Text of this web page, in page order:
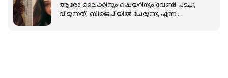
ആരോ ലൈക്കിനും ഷെയറിനും വേണ്ടി പടച്ചു
വിടുന്നത്; ബിജെപിയിൽ ചേരുന്നു എന്ന